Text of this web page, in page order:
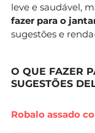
leve e saudável,
fazer para o
sugestões e
O QUE FAZER
SUGESTÕES
Robalo assado